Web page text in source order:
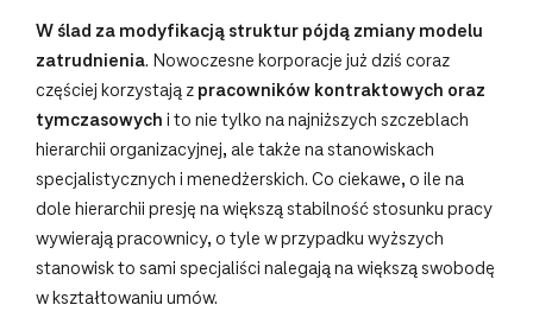
W ślad za modyfikacją struktur pójdą zmiany modelu
zatrudnienia. Nowoczesne korporacje już dziś coraz
częściej korzystają z pracowników kontraktowych oraz
tymczasowych i to nie tylko na najniższych szczeblach
hierarchii organizacyjnej, ale także na stanowiskach
specjalistycznych i menedżerskich. Co ciekawe, o ile na
dole hierarchii presję na większą stabilność stosunku pracy
wywierają pracownicy, o tyle w przypadku wyższych
stanowisk to sami specjaliści nalegają na większą swobodę
w kształtowaniu umów.